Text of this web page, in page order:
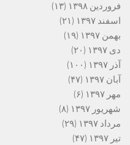
فروردین ۱۳۹۸
(۱۳)
اسفند ۱۳۹۷
(۲۱)
بهمن ۱۳۹۷
(۱۹)
دی ۱۳۹۷
(۲۰)
آذر ۱۳۹۷
(۱۰۰)
آبان ۱۳۹۷
(۴۷)
مهر ۱۳۹۷
(۶)
شهریور ۱۳۹۷
(۸)
مرداد ۱۳۹۷
(۲۹)
تیر ۱۳۹۷
(۴۷)